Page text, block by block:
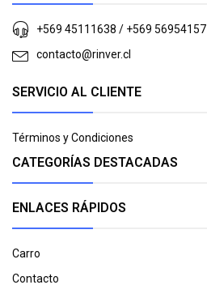
+569 45111638 / +569 56954157
contacto@rinver.cl
SERVICIO AL CLIENTE
Términos y Condiciones
CATEGORÍAS DESTACADAS
ENLACES RÁPIDOS
Carro
Contacto